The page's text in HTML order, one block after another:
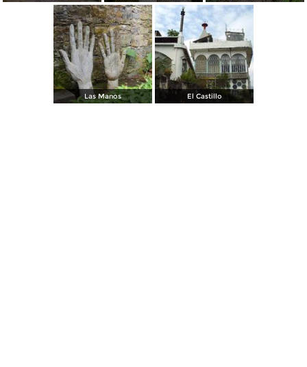
Las Manos El Castillo